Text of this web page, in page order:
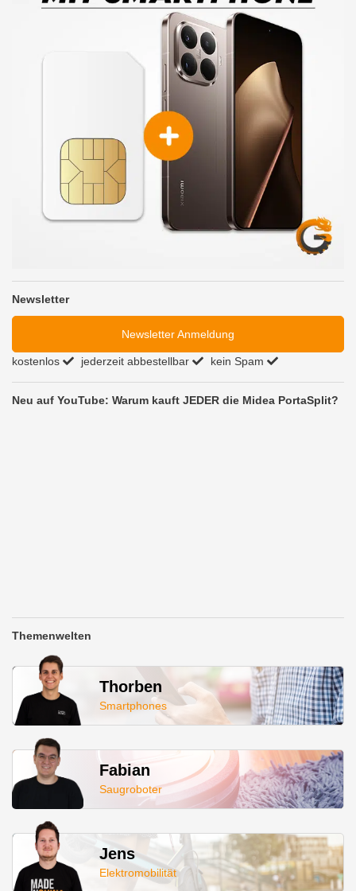
Newsletter
Newsletter Anmeldung
kostenlos jederzeit abbestellbar kein Spam
Neu auf YouTube: Warum kauft JEDER die Midea PortaSplit?
Themenwelten
Thorben
Smartphones
Fabian
Saugroboter
Jens
Elektromobilität